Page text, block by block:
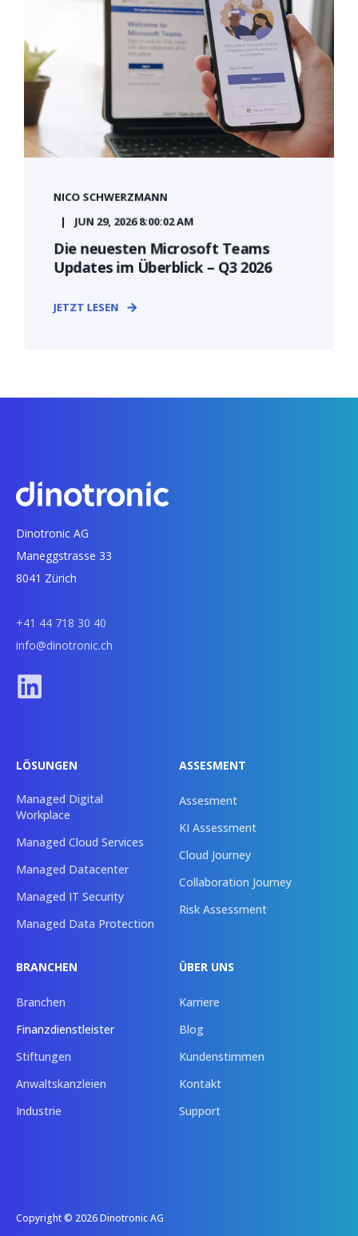
NICO SCHWERZMANN
JUN 29, 2026 8:00:02 AM
Die neuesten Microsoft Teams
Updates im Überblick – Q3 2026
JETZT LESEN
Dinotronic AG
Maneggstrasse 33
8041 Zürich
+41 44 718 30 40
info@dinotronic.ch
LÖSUNGEN
Managed Digital
Workplace
Managed Cloud Services
Managed Datacenter
Managed IT Security
Managed Data Protection
ASSESMENT
Assesment
KI Assessment
Cloud Journey
Collaboration Journey
Risk Assessment
BRANCHEN
Branchen
Finanzdienstleister
Stiftungen
Anwaltskanzleien
Industrie
ÜBER UNS
Karriere
Blog
Kundenstimmen
Kontakt
Support
Copyright © 2026 Dinotronic AG